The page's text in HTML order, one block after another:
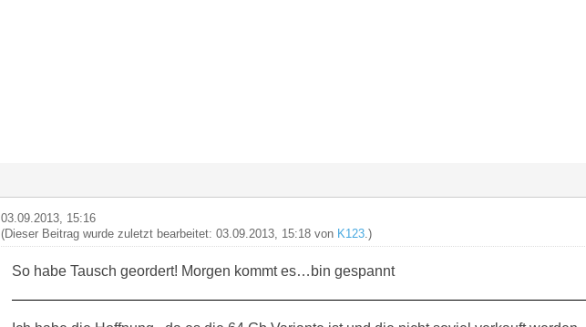
03.09.2013, 15:16
(Dieser Beitrag wurde zuletzt bearbeitet: 03.09.2013, 15:18 von K123.)
So habe Tausch geordert! Morgen kommt es…bin gespannt